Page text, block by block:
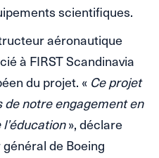
scientifiques.
aéronautique
à FIRST Scandinavia
du projet. « Ce projet
de notre engagement en
», déclare
de Boeing